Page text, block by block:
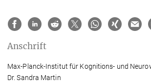
Anschrift
Max-Planck-Institut für Kognitions- und
Dr. Sandra Martin